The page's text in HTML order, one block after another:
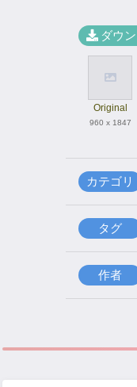
ダウ
Original
960 x 1847
カテゴリ
タグ
作者